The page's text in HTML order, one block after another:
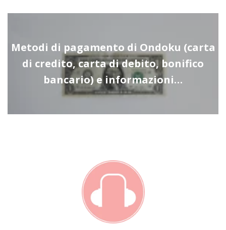
Metodi di pagamento di Ondoku (carta
di credito, carta di debito, bonifico
bancario) e informazioni…